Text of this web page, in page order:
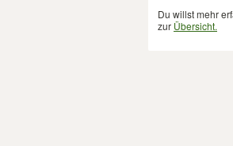
Du willst mehr
zur Übersicht.